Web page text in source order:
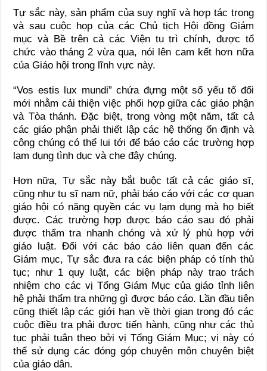
Tự sắc này, sản phẩm của suy nghĩ và hợp tác trong
và sau cuộc họp của các Chủ tịch Hội đồng Giám
mục và Bề trên cả các Viện tu trì chính, được tổ
chức vào tháng 2 vừa qua, nói lên cam kết hơn nữa
của Giáo hội trong lĩnh vực này.
“Vos estis lux mundi” chứa đựng một số yếu tố đổi
mới nhằm cải thiện việc phối hợp giữa các giáo phận
và Tòa thánh. Đặc biệt, trong vòng một năm, tất cả
các giáo phận phải thiết lập các hệ thống ổn định và
công chúng có thể lui tới để báo cáo các trường hợp
lạm dụng tình dục và che đậy chúng.
Hơn nữa, Tự sắc này bắt buộc tất cả các giáo sĩ,
cũng như tu sĩ nam nữ, phải báo cáo với các cơ quan
giáo hội có năng quyền các vụ lạm dụng mà họ biết
được. Các trường hợp được báo cáo sau đó phải
được thẩm tra nhanh chóng và xử lý phù hợp với
giáo luật. Đối với các báo cáo liên quan đến các
Giám mục, Tự sắc đưa ra các biện pháp có tính thủ
tục; như 1 quy luật, các biện pháp này trao trách
nhiệm cho các vị Tổng Giám Mục của giáo tỉnh liên
hệ phải thẩm tra những gì được báo cáo. Lần đầu tiên
cũng thiết lập các giới hạn về thời gian trong đó các
cuộc điều tra phải được tiến hành, cũng như các thủ
tục phải tuân theo bởi vị Tổng Giám Mục; vị này có
thể sử dụng các đóng góp chuyên môn chuyên biệt
của giáo dân.